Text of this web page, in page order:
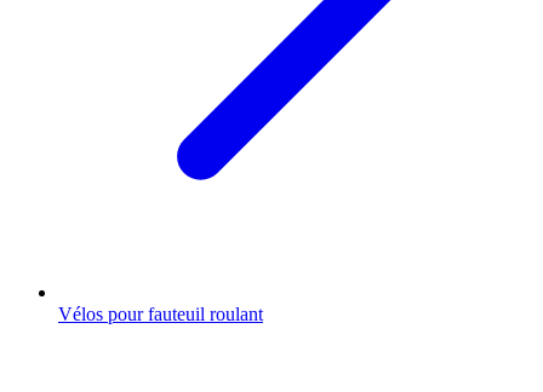
Vélos pour fauteuil roulant